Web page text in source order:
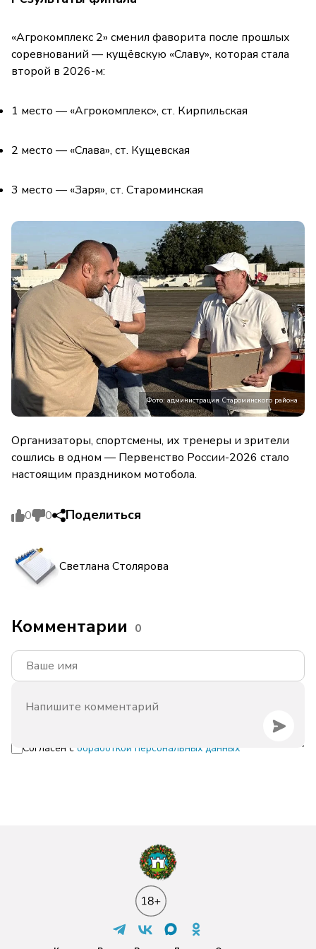
«Агрокомплекс 2» сменил фаворита после прошлых
соревнований — кущёвскую «Славу», которая стала
второй в 2026-м:
1 место — «Агрокомплекс», ст. Кирпильская
2 место — «Слава», ст. Кущевская
3 место — «Заря», ст. Староминская
Фото: администрация Староминского района
Организаторы, спортсмены, их тренеры и зрители
сошлись в одном — Первенство России-2026 стало
настоящим праздником мотобола.
0 0 Поделиться
Светлана Столярова
Комментарии 0
Согласен с обработкой персональных данных